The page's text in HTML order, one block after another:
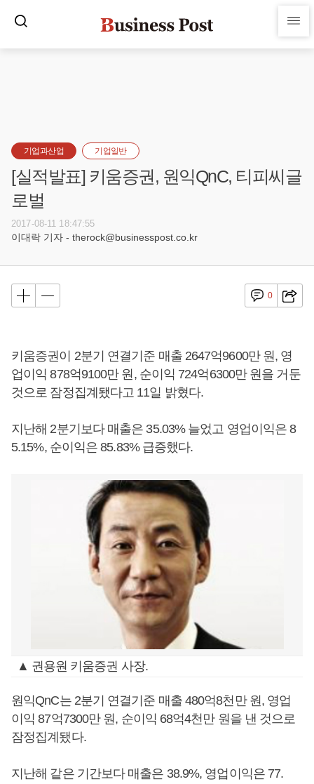
기업과산업 기업일반
[실적발표] 키움증권, 원익QnC, 티피씨글
로벌
2017-08-11 18:47:55
이대락 기자 - therock@businesspost.co.kr
0
키움증권이 2분기 연결기준 매출 2647억9600만 원, 영
업이익 878억9100만 원, 순이익 724억6300만 원을 거둔
것으로 잠정집계됐다고 11일 밝혔다.
지난해 2분기보다 매출은 35.03% 늘었고 영업이익은 8
5.15%, 순이익은 85.83% 급증했다.
▲ 권용원 키움증권 사장.
원익QnC는 2분기 연결기준 매출 480억8천만 원, 영업
이익 87억7300만 원, 순이익 68억4천만 원을 낸 것으로
잠정집계됐다.
지난해 같은 기간보다 매출은 38.9%, 영업이익은 77.